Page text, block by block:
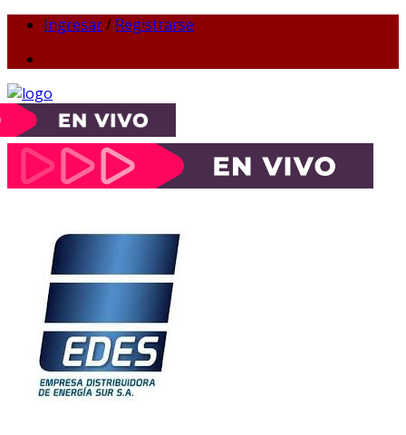
Ingresar/ Registrarse